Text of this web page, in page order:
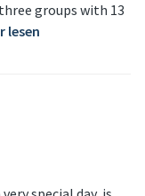
groups with 13
lesen